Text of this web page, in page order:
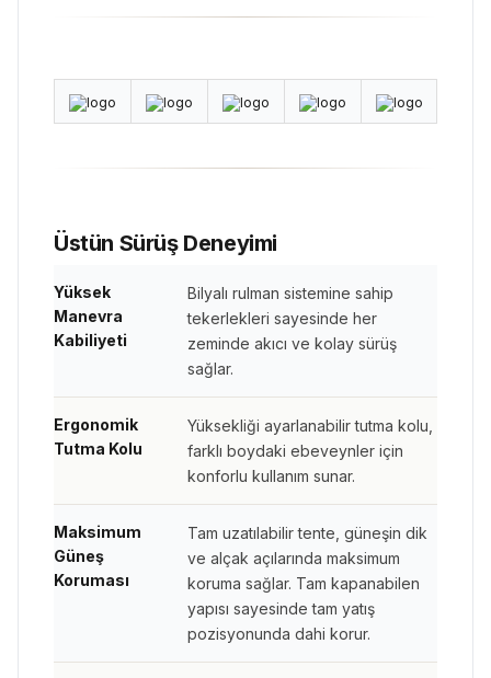
Üstün Sürüş Deneyimi
Yüksek
Manevra
Kabiliyeti
Bilyalı rulman sistemine sahip
tekerlekleri sayesinde her
zeminde akıcı ve kolay sürüş
sağlar.
Ergonomik
Tutma Kolu
Yüksekliği ayarlanabilir tutma kolu,
farklı boydaki ebeveynler için
konforlu kullanım sunar.
Maksimum
Güneş
Koruması
Tam uzatılabilir tente, güneşin dik
ve alçak açılarında maksimum
koruma sağlar. Tam kapanabilen
yapısı sayesinde tam yatış
pozisyonunda dahi korur.